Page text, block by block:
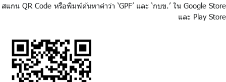
สแกน QR Code หรือพิมพ์ค้นหาคำว่า ‘GPF’ และ ‘กบข.’ ใน Google Store
และ Play Store